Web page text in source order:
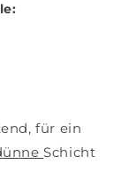
:
für ein
Schicht